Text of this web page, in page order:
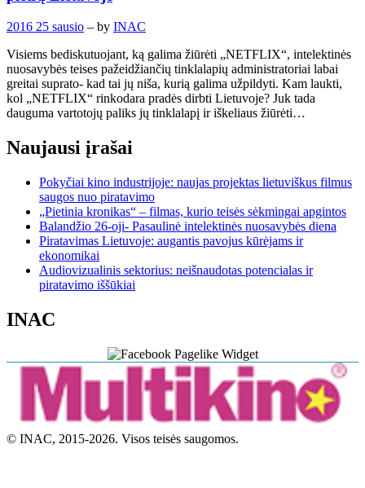
2016 25 sausio – by INAC
Visiems bediskutuojant, ką galima žiūrėti „NETFLIX“, intelektinės
nuosavybės teises pažeidžiančių tinklalapių administratoriai labai
greitai suprato- kad tai jų niša, kurią galima užpildyti. Kam laukti,
kol „NETFLIX“ rinkodara pradės dirbti Lietuvoje? Juk tada
dauguma vartotojų paliks jų tinklalapį ir iškeliaus žiūrėti…
Naujausi įrašai
Pokyčiai kino industrijoje: naujas projektas lietuviškus filmus
saugos nuo piratavimo
„Pietinia kronikas“ – filmas, kurio teisės sėkmingai apgintos
Balandžio 26-oji- Pasaulinė intelektinės nuosavybės diena
Piratavimas Lietuvoje: augantis pavojus kūrėjams ir
ekonomikai
Audiovizualinis sektorius: neišnaudotas potencialas ir
piratavimo iššūkiai
INAC
© INAC, 2015-2026. Visos teisės saugomos.